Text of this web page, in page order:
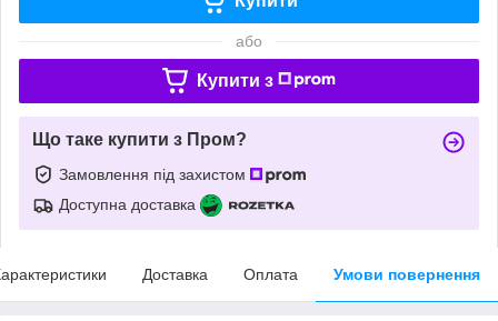
або
Купити з
Що таке купити з Пром?
Замовлення під захистом
Доступна доставка
Доставка Оплата Умови повернення